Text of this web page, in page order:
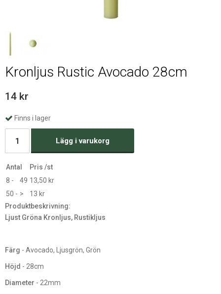
Kronljus Rustic Avocado 28cm
14 kr
Finns i lager
Lägg i varukorg
Antal
Pris /st
8 -
49 13,50 kr
50 - >
13 kr
Produktbeskrivning:
Ljust Gröna Kronljus, Rustikljus
Färg - Avocado, Ljusgrön, Grön
Höjd - 28cm
Diameter - 22mm